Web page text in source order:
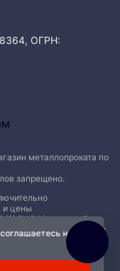
на
ОГРН:
металлопроката по
запрещено.
и цены
(2) ГК РФ)и могут быть
характеристик и
продаж.
соглашение